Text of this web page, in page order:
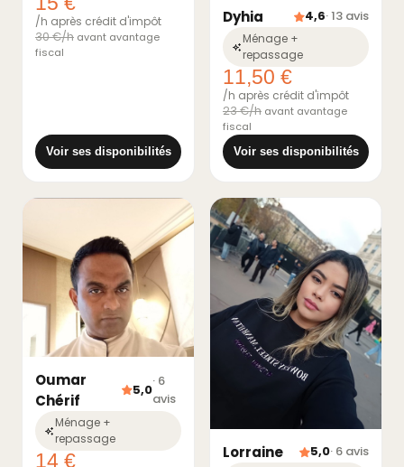
/h après crédit d'impôt
30 €/h avant avantage
fiscal
Voir ses disponibilités
Dyhia 4,6· 13 avis
Ménage +
repassage
11,50 €
/h après crédit d'impôt
23 €/h avant avantage
fiscal
Voir ses disponibilités
Oumar
Chérif
5,0
· 6
avis
Ménage +
repassage
14 € Lorraine 5,0· 6 avis